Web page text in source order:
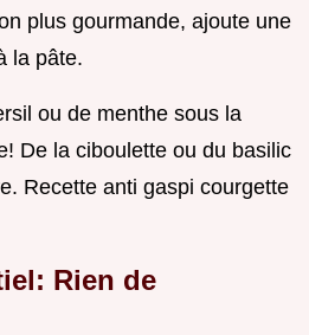
plus gourmande, ajoute une
la pâte.
ou de menthe sous la
De la ciboulette ou du basilic
Recette anti gaspi courgette
Rien de